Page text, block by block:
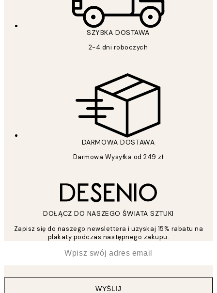
SZYBKA DOSTAWA
2-4 dni roboczych
DARMOWA DOSTAWA
Darmowa Wysyłka od 249 zł
DOŁĄCZ DO NASZEGO ŚWIATA SZTUKI
Zapisz się do naszego newslettera i uzyskaj 15% rabatu na
plakaty podczas następnego zakupu.
WYŚLIJ